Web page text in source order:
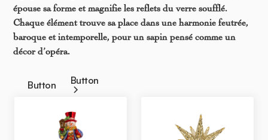
épouse sa forme et magnifie les reflets du verre soufflé.
Chaque élément trouve sa place dans une harmonie feutrée,
baroque et intemporelle, pour un sapin pensé comme un
décor d’opéra.
Button Button